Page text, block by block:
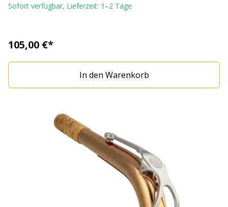
Sofort verfügbar, Lieferzeit: 1–2 Tage
105,00 €*
In den Warenkorb